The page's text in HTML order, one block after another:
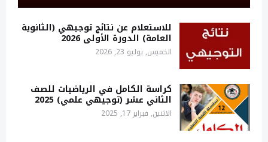
للاستعلام عن نتائج توجيهي (الثانوية
العامة) الدورة الأولى 2026
الخميس, يوليو 23, 2026
كراسة الكامل في الرياضيات للصف
الثاني عشر (توجيهي علمي) 2025
الاثنين, فبراير 17, 2025